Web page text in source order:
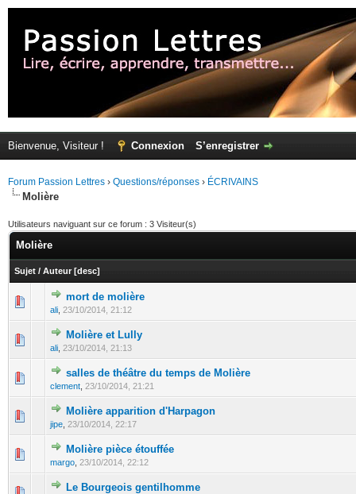
Bienvenue, Visiteur ! Connexion S’enregistrer
Forum Passion Lettres › Questions/réponses › ÉCRIVAINS
Molière
Utilisateurs naviguant sur ce forum : 3 Visiteur(s)
Molière
Sujet / Auteur [desc]
mort de molière
ali 23/10/2014, 21:12
Molière et Lully
ali 23/10/2014, 21:13
salles de théâtre du temps de Molière
clement 23/10/2014, 21:21
Molière apparition d'Harpagon
jipe 23/10/2014, 22:17
Molière pièce étouffée
margo 23/10/2014, 22:12
Le Bourgeois gentilhomme